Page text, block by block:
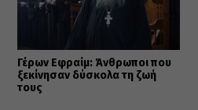
Γέρων Εφραίμ: Άνθρωποι που
ξεκίνησαν δύσκολα τη ζωή
τους